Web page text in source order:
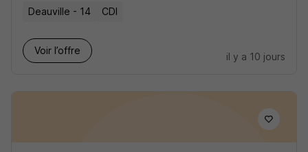
Deauville - 14 CDI
Voir l’offre
il y a 10 jours